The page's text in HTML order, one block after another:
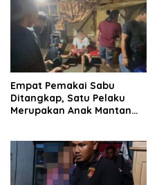
Empat Pemakai Sabu
Ditangkap, Satu Pelaku
Merupakan Anak Mantan